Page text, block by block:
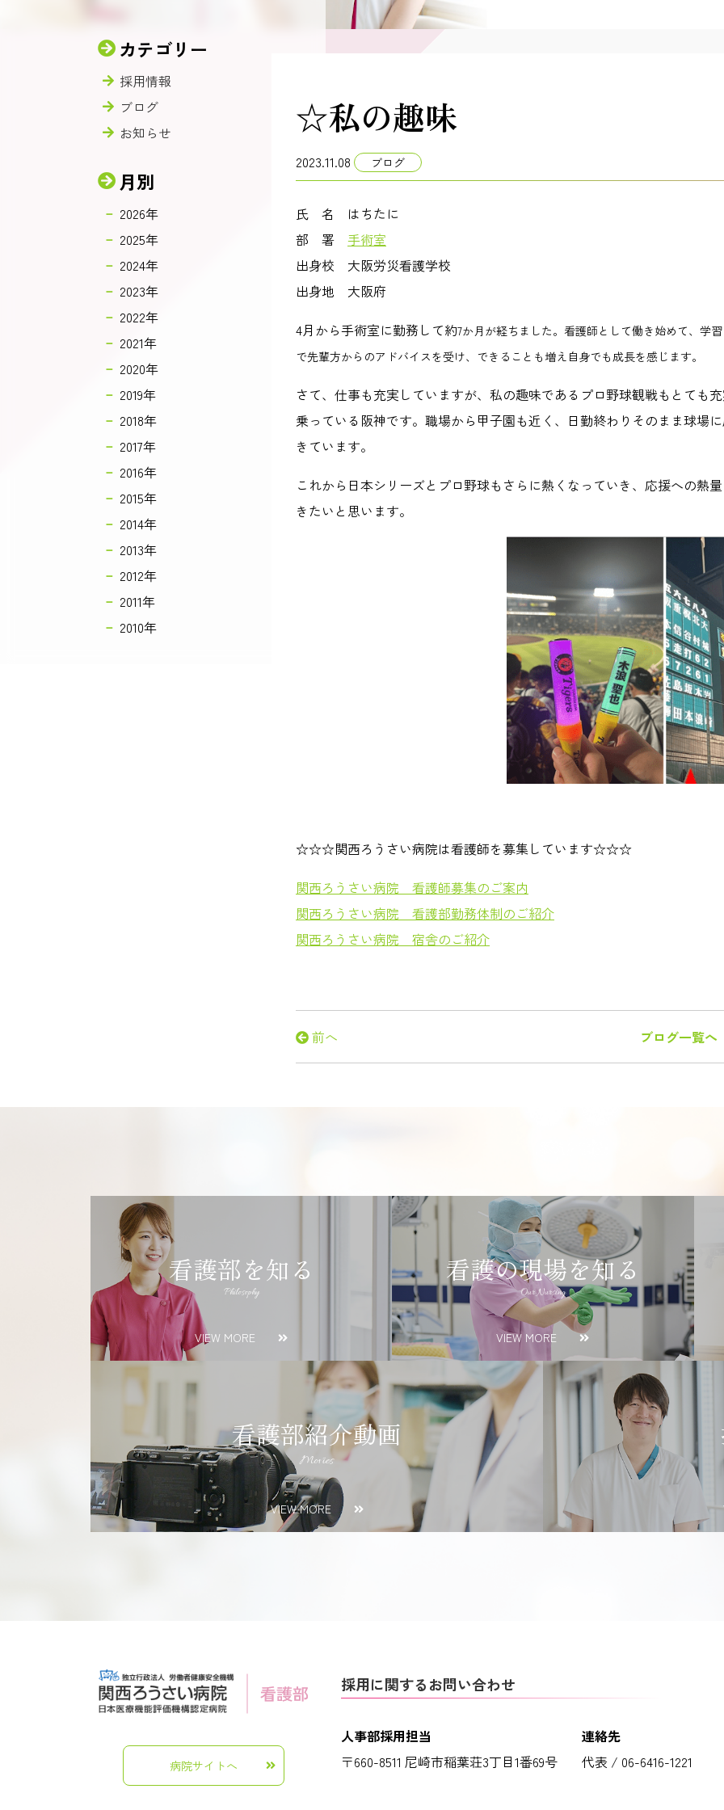
☆私の趣味
2023.11.08 ブログ
氏 名 はちたに
部 署 手術室
出身校 大阪労災看護学校
出身地 大阪府
4月から手術室に勤務して約7か月が経ちました。看護師として働き始めて、学
で先輩方からのアドバイスを受け、できることも増え自身でも成長を感じます。
さて、仕事も充実していますが、私の趣味であるプロ野球観戦もとても
乗っている阪神です。職場から甲子園も近く、日勤終わりそのまま球場
きています。
これから日本シリーズとプロ野球もさらに熱くなっていき、応援への熱
きたいと思います。
☆☆☆関西ろうさい病院は看護師を募集しています☆☆☆
関西ろうさい病院 看護師募集のご案内
関西ろうさい病院 看護部勤務体制のご紹介
関西ろうさい病院 宿舎のご紹介
前へ ブログ一覧へ
カテゴリー
採用情報
ブログ
お知らせ
月別
2026年
2025年
2024年
2023年
2022年
2021年
2020年
2019年
2018年
2017年
2016年
2015年
2014年
2013年
2012年
2011年
2010年
看護部を知る
Philosophy
VIEW MORE
看護の現場を知る
Our Nursing
VIEW MORE
看護部紹介動画
Movies
VIEW MORE
病院サイトへ
採用に関するお問い合わせ
人事部採用担当
〒660-8511 尼崎市稲葉荘3丁目1番69号
連絡先
代表 / 06-6416-1221